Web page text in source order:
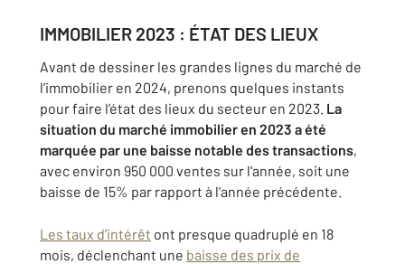
IMMOBILIER 2023 : ÉTAT DES LIEUX
Avant de dessiner les grandes lignes du marché de
l’immobilier en 2024, prenons quelques instants
pour faire l’état des lieux du secteur en 2023. La
situation du marché immobilier en 2023 a été
marquée par une baisse notable des transactions,
avec environ 950 000 ventes sur l'année, soit une
baisse de 15% par rapport à l'année précédente.
Les taux d'intérêt ont presque quadruplé en 18
mois, déclenchant une baisse des prix de